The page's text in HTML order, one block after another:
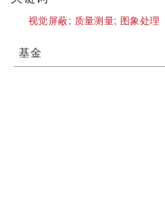
视觉屏蔽; 质量测量; 图象处理
基金